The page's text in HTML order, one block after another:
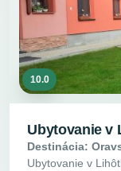
10.0
Ubytovanie v
Destinácia:
Ubytovanie v